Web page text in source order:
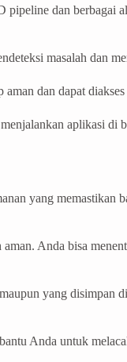
dan berbagai
masalah dan
dan dapat
aplikasi di
yang memastikan
Anda bisa
yang disimpan
Anda untuk